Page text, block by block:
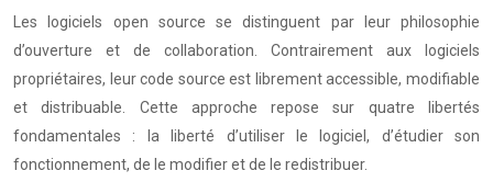
Les logiciels open source se distinguent par leur philosophie
d’ouverture et de collaboration. Contrairement aux logiciels
propriétaires, leur code source est librement accessible, modifiable
et distribuable. Cette approche repose sur quatre libertés
fondamentales : la liberté d’utiliser le logiciel, d’étudier son
fonctionnement, de le modifier et de le redistribuer.